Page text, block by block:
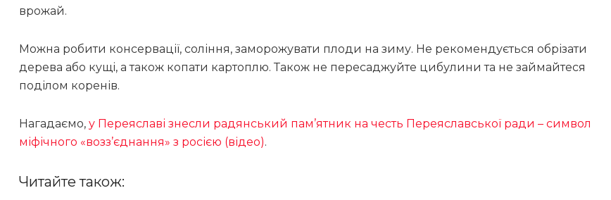
врожай.
Можна робити консервації, соління, заморожувати плоди на зиму. Не рекомендується обрізати
дерева або кущі, а також копати картоплю. Також не пересаджуйте цибулини та не займайтеся
поділом коренів.
Нагадаємо, у Переяславі знесли радянський пам’ятник на честь Переяславської ради – символ
міфічного «возз’єднання» з росією (відео).
Читайте також: